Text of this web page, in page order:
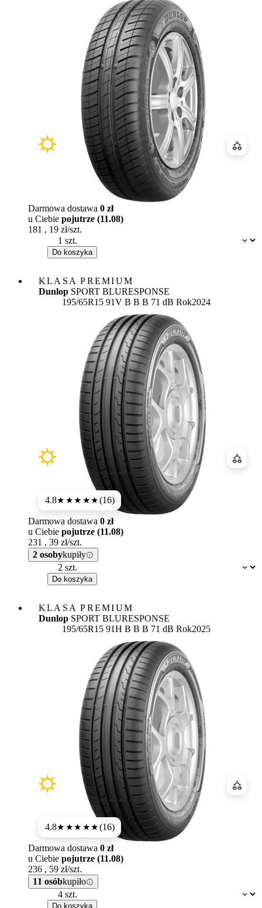
Dostępność:
Darmowa dostawa 0 zł
u Ciebie pojutrze (11.08)
181 , 19 zł/szt.
Do koszyka
KLASA PREMIUM
Dunlop SPORT BLURESPONSE
195/65R15 91V Etykieta:
B B B 71 dB Rok2024
4.8★★★★★(16)
Dostępność:
Darmowa dostawa 0 zł
u Ciebie pojutrze (11.08)
231 , 39 zł/szt.
2 osobykupiły
Do koszyka
KLASA PREMIUM
Dunlop SPORT BLURESPONSE
195/65R15 91H Etykieta:
B B B 71 dB Rok2025
4.8★★★★★(16)
Dostępność:
Darmowa dostawa 0 zł
u Ciebie pojutrze (11.08)
236 , 59 zł/szt.
11 osóbkupiło
Do koszyka